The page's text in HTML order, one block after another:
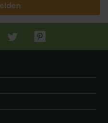
Facebook
op Instagram
op Twitter
Tuincentrum.nl op